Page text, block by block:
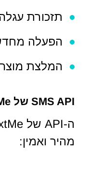
תזכורת
הפעלה
המלצת
SMS API של TextMe
מהיר ואמין: